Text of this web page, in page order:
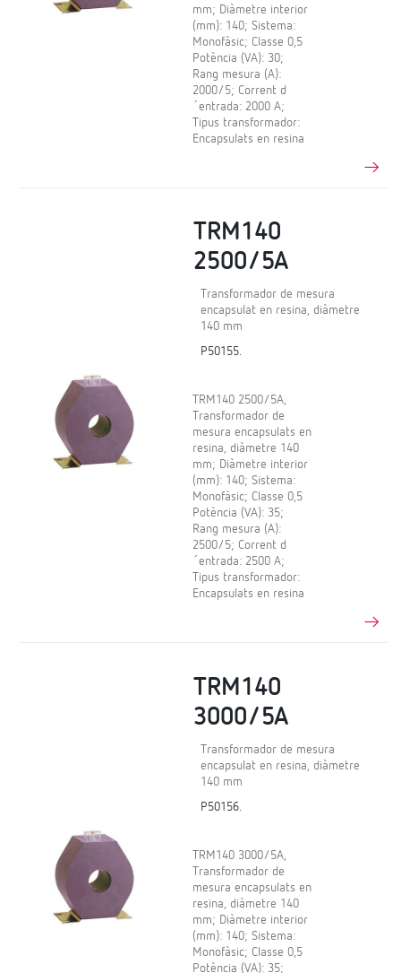
mm; Diàmetre interior
(mm): 140; Sistema:
Monofàsic; Classe 0,5
Potència (VA): 30;
Rang mesura (A):
2000/5; Corrent d
´entrada: 2000 A;
Tipus transformador:
Encapsulats en resina
TRM140
2500/5A
Transformador de mesura
encapsulat en resina, diàmetre
140 mm
P50155.
TRM140 2500/5A,
Transformador de
mesura encapsulats en
resina, diàmetre 140
mm; Diàmetre interior
(mm): 140; Sistema:
Monofàsic; Classe 0,5
Potència (VA): 35;
Rang mesura (A):
2500/5; Corrent d
´entrada: 2500 A;
Tipus transformador:
Encapsulats en resina
TRM140
3000/5A
Transformador de mesura
encapsulat en resina, diàmetre
140 mm
P50156.
TRM140 3000/5A,
Transformador de
mesura encapsulats en
resina, diàmetre 140
mm; Diàmetre interior
(mm): 140; Sistema:
Monofàsic; Classe 0,5
Potència (VA): 35;